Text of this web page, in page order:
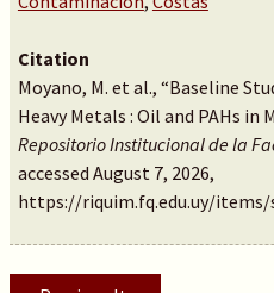
Citation
Moyano, M. et al., “Baseline
Heavy Metals : Oil and PAHs in
Repositorio Institucional de la
accessed August 7, 2026,
https://riquim.fq.edu.uy/items/